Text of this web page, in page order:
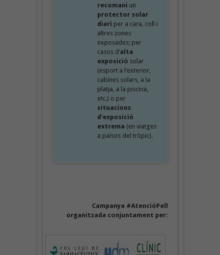
recomani un
protector solar
diari per a cara, coll i
altres zones
exposades; per
casos d’alta
exposició solar
(esport a l’exterior,
cabines solars, a la
platja, a la piscina,
etc.) o per
situacions
d’exposició
extrema (en viatges
a països del tròpic).
Campanya #AtencióPell
organitzada conjuntament per: